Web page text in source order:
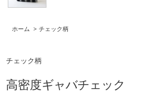
ホーム > チェック柄
チェック柄
高密度ギャバチェック